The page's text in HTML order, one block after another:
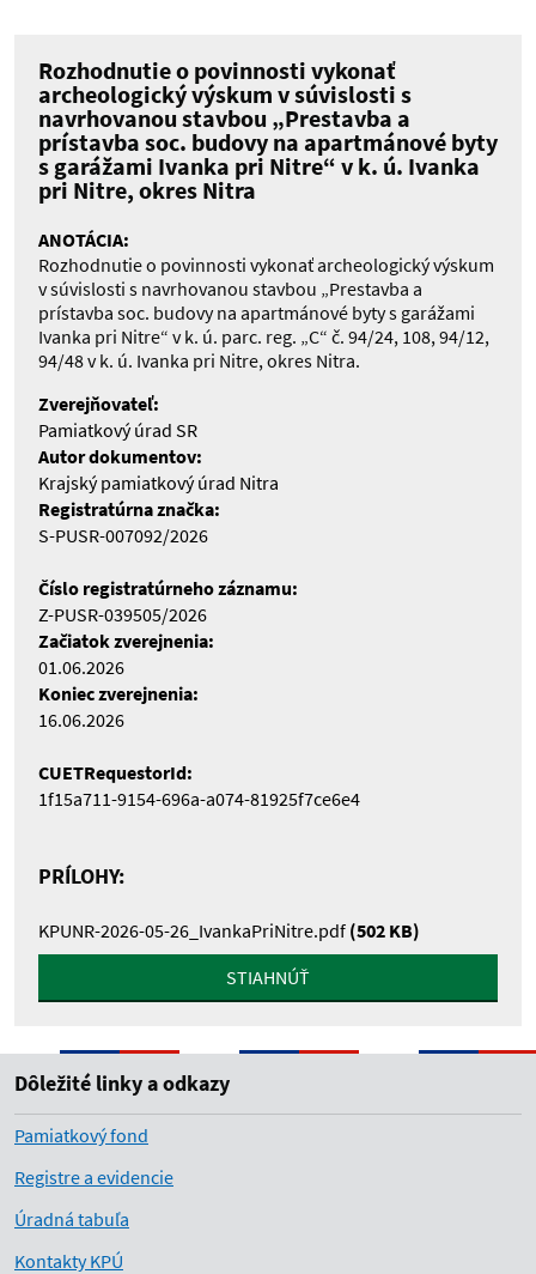
Rozhodnutie o povinnosti vykonať
archeologický výskum v súvislosti s
navrhovanou stavbou „Prestavba a
prístavba soc. budovy na apartmánové byty
s garážami Ivanka pri Nitre“ v k. ú. Ivanka
pri Nitre, okres Nitra
ANOTÁCIA:
Rozhodnutie o povinnosti vykonať archeologický výskum
v súvislosti s navrhovanou stavbou „Prestavba a
prístavba soc. budovy na apartmánové byty s garážami
Ivanka pri Nitre“ v k. ú. parc. reg. „C“ č. 94/24, 108, 94/12,
94/48 v k. ú. Ivanka pri Nitre, okres Nitra.
Zverejňovateľ:
Pamiatkový úrad SR
Autor dokumentov:
Krajský pamiatkový úrad Nitra
Registratúrna značka:
S-PUSR-007092/2026
Číslo registratúrneho záznamu:
Z-PUSR-039505/2026
Začiatok zverejnenia:
01.06.2026
Koniec zverejnenia:
16.06.2026
CUETRequestorId:
1f15a711-9154-696a-a074-81925f7ce6e4
PRÍLOHY:
KPUNR-2026-05-26_IvankaPriNitre.pdf (502 KB)
STIAHNÚŤ
Dôležité linky a odkazy
Pamiatkový fond
Registre a evidencie
Úradná tabuľa
Kontakty KPÚ